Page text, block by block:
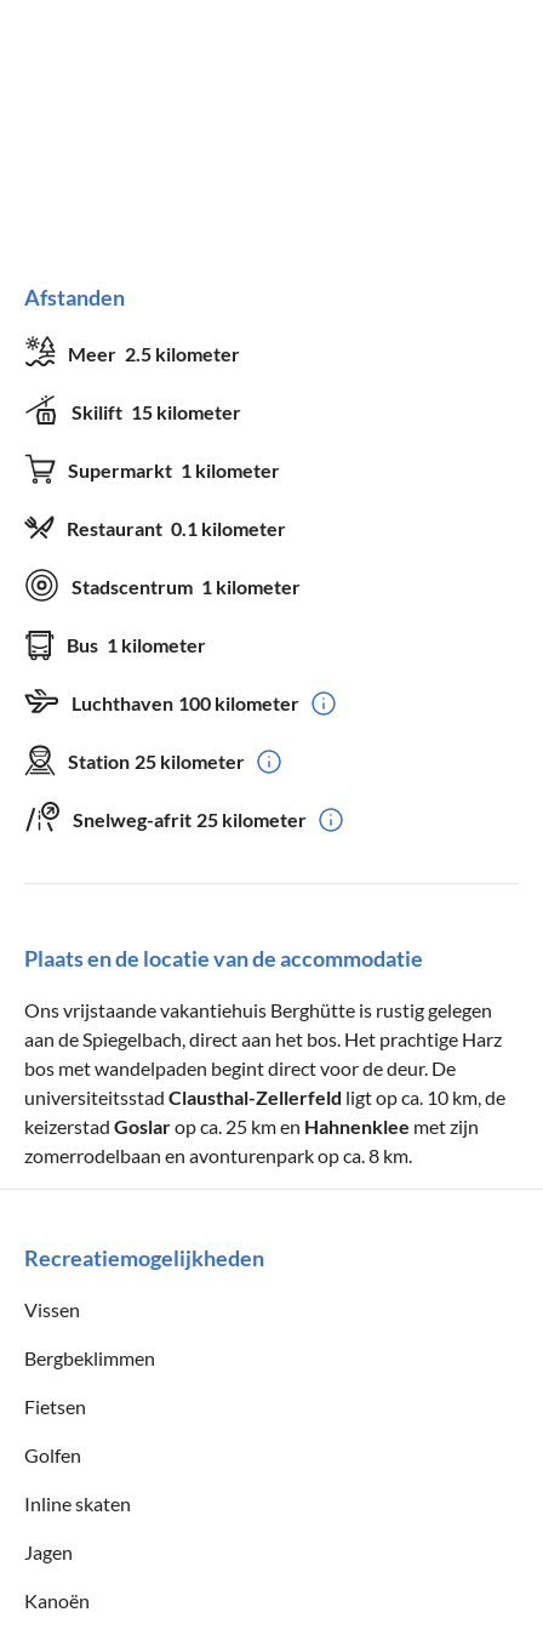
Afstanden
Meer 2.5 kilometer
Skilift 15 kilometer
Supermarkt 1 kilometer
Restaurant 0.1 kilometer
Stadscentrum 1 kilometer
Bus 1 kilometer
Luchthaven 100 kilometer
Station 25 kilometer
Snelweg-afrit 25 kilometer
Plaats en de locatie van de accommodatie
Ons vrijstaande vakantiehuis Berghütte is rustig gelegen
aan de Spiegelbach, direct aan het bos. Het prachtige Harz
bos met wandelpaden begint direct voor de deur. De
universiteitsstad Clausthal-Zellerfeld ligt op ca. 10 km, de
keizerstad Goslarop ca. 25 km en Hahnenklee met zijn
zomerrodelbaan en avonturenpark op ca. 8 km.
Recreatiemogelijkheden
Vissen
Bergbeklimmen
Fietsen
Golfen
Inline skaten
Jagen
Kanoën